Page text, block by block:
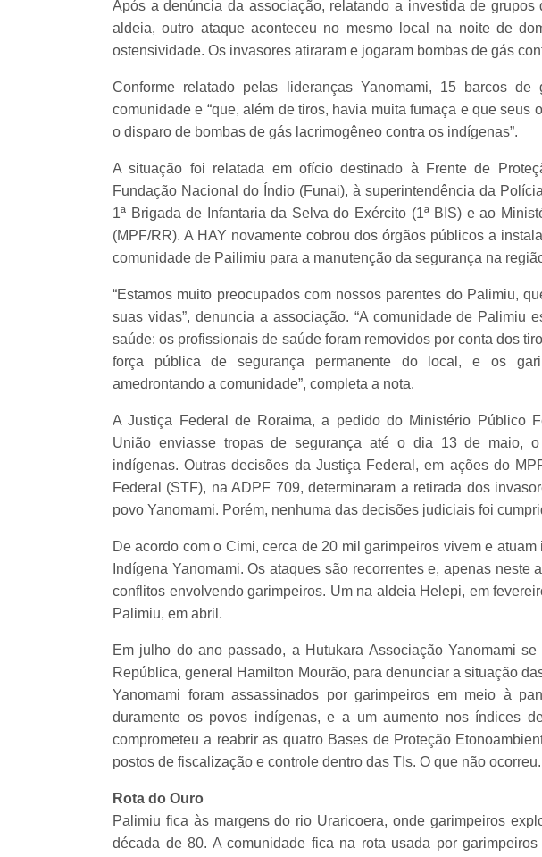
Após a denúncia da associação, relatando a investida de grupos
aldeia, outro ataque aconteceu no mesmo local na noite de
ostensividade. Os invasores atiraram e jogaram bombas de gás
Conforme relatado pelas lideranças Yanomami, 15 barcos de
comunidade e “que, além de tiros, havia muita fumaça e que seus
o disparo de bombas de gás lacrimogêneo contra os indígenas”.
A situação foi relatada em ofício destinado à Frente de
Fundação Nacional do Índio (Funai), à superintendência da
1ª Brigada de Infantaria da Selva do Exército (1ª BIS) e ao
(MPF/RR). A HAY novamente cobrou dos órgãos públicos a
comunidade de Pailimiu para a manutenção da segurança na
“Estamos muito preocupados com nossos parentes do Palimiu,
suas vidas”, denuncia a associação. “A comunidade de Palimiu
saúde: os profissionais de saúde foram removidos por conta dos
força pública de segurança permanente do local, e os
amedrontando a comunidade”, completa a nota.
A Justiça Federal de Roraima, a pedido do Ministério Público
União enviasse tropas de segurança até o dia 13 de maio,
indígenas. Outras decisões da Justiça Federal, em ações do
Federal (STF), na ADPF 709, determinaram a retirada dos
povo Yanomami. Porém, nenhuma das decisões judiciais foi
De acordo com o Cimi, cerca de 20 mil garimpeiros vivem e
Indígena Yanomami. Os ataques são recorrentes e, apenas neste
conflitos envolvendo garimpeiros. Um na aldeia Helepi, em
Palimiu, em abril.
Em julho do ano passado, a Hutukara Associação Yanomami
República, general Hamilton Mourão, para denunciar a situação
Yanomami foram assassinados por garimpeiros em meio à
duramente os povos indígenas, e a um aumento nos índices
comprometeu a reabrir as quatro Bases de Proteção
postos de fiscalização e controle dentro das TIs. O que não ocorreu.
Rota do Ouro
Palimiu fica às margens do rio Uraricoera, onde garimpeiros
década de 80. A comunidade fica na rota usada por